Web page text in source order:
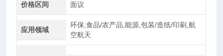
价格区间 面议
应用领域
环保,食品/农产品,能源,包装/造纸/印刷,航
空航天